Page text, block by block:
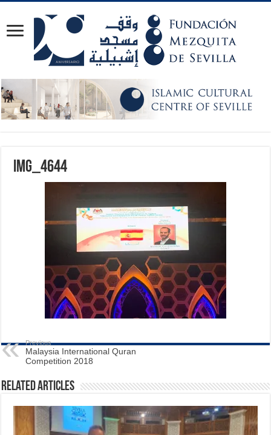
IMG_4644
Previous
Malaysia International Quran
Competition 2018
Related Articles